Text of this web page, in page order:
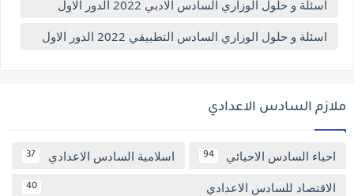
اسئلة و حلول الوزاري السادس الادبي 2022 الدور الاول
اسئلة و حلول الوزاري السادس التطبيقي 2022 الدور الاول
ملازم السادس الاعدادي
احياء السادس الاحيائي 94 اسلامية السادس الاعدادي 37
الاقتصاد للسادس الاعدادي 40